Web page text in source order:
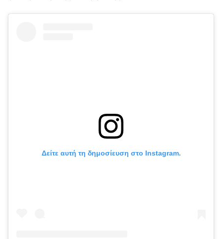
Δείτε αυτή τη δημοσίευση στο Instagram.